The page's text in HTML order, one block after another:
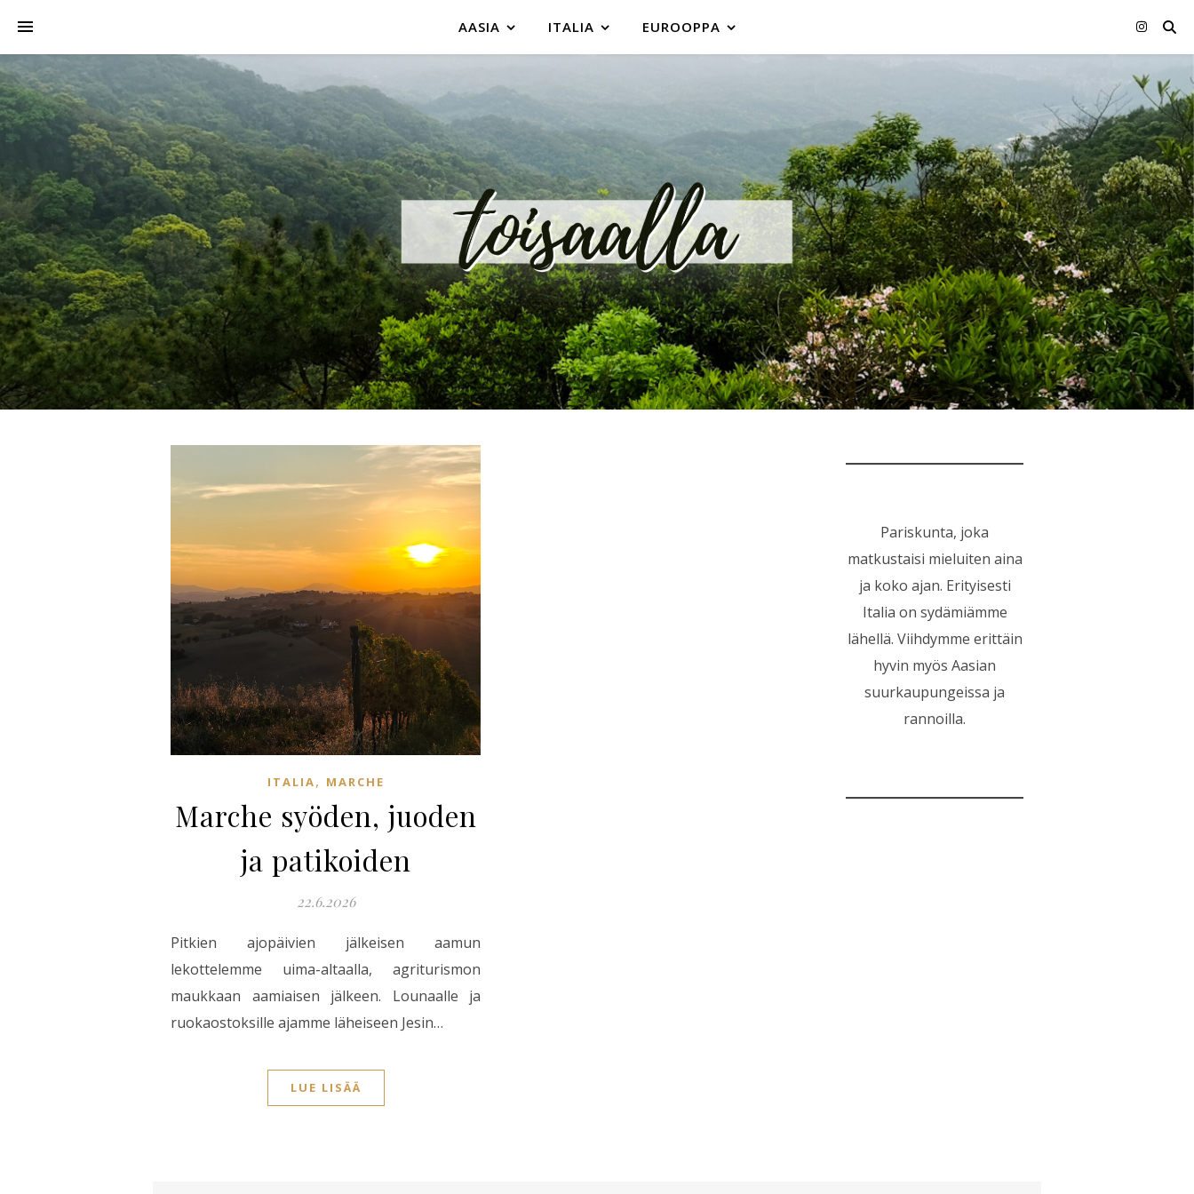
AASIA ITALIA EUROOPPA
ITALIA, MARCHE
Marche syöden, juoden
ja patikoiden
22.6.2026
Pitkien ajopäivien jälkeisen aamun
lekottelemme uima-altaalla, agriturismon
maukkaan aamiaisen jälkeen. Lounaalle ja
ruokaostoksille ajamme läheiseen Jesin…
LUE LISÄÄ
Pariskunta, joka
matkustaisi mieluiten aina
ja koko ajan. Erityisesti
Italia on sydämiämme
lähellä. Viihdymme erittäin
hyvin myös Aasian
suurkaupungeissa ja
rannoilla.